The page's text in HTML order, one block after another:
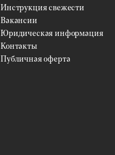
Инструкция свежести
Вакансии
Юридическая информация
Контакты
Публичная оферта